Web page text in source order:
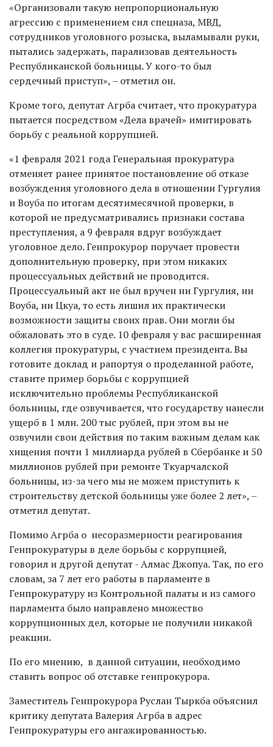
«Организовали такую непропорциональную
агрессию с применением сил спецназа, МВД,
сотрудников уголовного розыска, выламывали руки,
пытались задержать, парализовав деятельность
Республиканской больницы. У кого-то был
сердечный приступ», – отметил он.
Кроме того, депутат Агрба считает, что прокуратура
пытается посредством «Дела врачей» имитировать
борьбу с реальной коррупцией.
«1 февраля 2021 года Генеральная прокуратура
отменяет ранее принятое постановление об отказе
возбуждения уголовного дела в отношении Гургулия
и Воуба по итогам десятимесячной проверки, в
которой не предусматривались признаки состава
преступления, а 9 февраля вдруг возбуждает
уголовное дело. Генпрокурор поручает провести
дополнительную проверку, при этом никаких
процессуальных действий не проводится.
Процессуальный акт не был вручен ни Гургулия, ни
Воуба, ни Цкуа, то есть лишил их практически
возможности защиты своих прав. Они могли бы
обжаловать это в суде. 10 февраля у вас расширенная
коллегия прокуратуры, с участием президента. Вы
готовите доклад и рапортуя о проделанной работе,
ставите пример борьбы с коррупцией
исключительно проблемы Республиканской
больницы, где озвучивается, что государству нанесли
ущерб в 1 млн. 200 тыс рублей, при этом вы не
озвучили свои действия по таким важным делам как
хищения почти 1 миллиарда рублей в Сбербанке и 50
миллионов рублей при ремонте Ткуарчалской
больницы, из-за чего мы не можем приступить к
строительству детской больницы уже более 2 лет», –
отметил депутат.
Помимо Агрба о несоразмерности реагирования
Генпрокуратуры в деле борьбы с коррупцией,
говорил и другой депутат - Алмас Джопуа. Так, по его
словам, за 7 лет его работы в парламенте в
Генпрокуратуру из Контрольной палаты и из самого
парламента было направлено множество
коррупционных дел, которые не получили никакой
реакции.
По его мнению, в данной ситуации, необходимо
ставить вопрос об отставке генпрокурора.
Заместитель Генпрокурора Руслан Тыркба объяснил
критику депутата Валерия Агрба в адрес
Генпрокуратуры его ангажированностью.